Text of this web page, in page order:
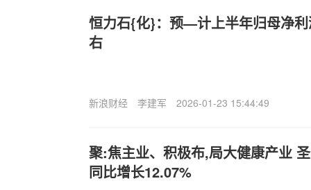
恒力石{化}：预—计上半年归母净
右
新浪财经 李建军 2026-01-23 15:44:49
聚:焦主业、积极布,局大健康产业
同比增长12.07%